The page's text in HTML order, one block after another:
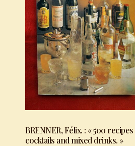
BRENNER, Félix. : « 500 recipes
cocktails and mixed drinks. »